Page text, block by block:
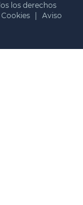
los derechos
Aviso